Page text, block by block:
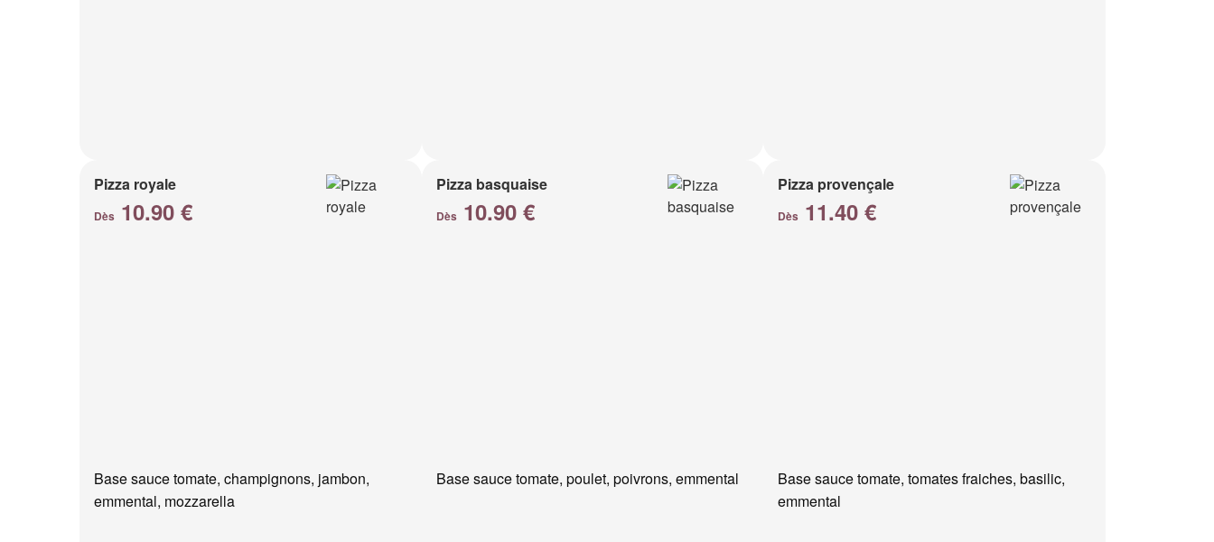
Pizza royale
Dès 10.90 €
Base sauce tomate, champignons, jambon,
emmental, mozzarella
Pizza basquaise
Dès 10.90 €
Base sauce tomate, poulet, poivrons, emmental
Pizza provençale
Dès 11.40 €
Base sauce tomate, tomates fraiches, basilic,
emmental